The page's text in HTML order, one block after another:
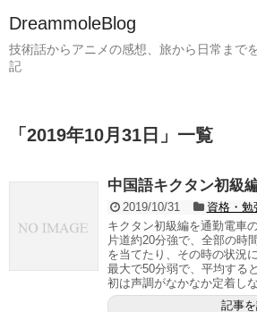
DreammoleBlog
技術話からアニメの感想、旅から日常まで
記
「 2019年10月31日 」 一覧
中国語キクタン初級
2019/10/31
資格・勉
キクタン初級編を通勤電車
片道約20分強で、全部の時
を当てたり、その時の状況
最大で50分弱で、平均する
初は声調がなかなか定着し
記事